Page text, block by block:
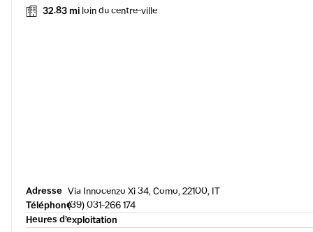
32.83 mi loin du centre-ville
Adresse Via Innocenzo Xi 34, Como, 22100, IT
Téléphone(39) 031-266 174
Heures d’exploitation